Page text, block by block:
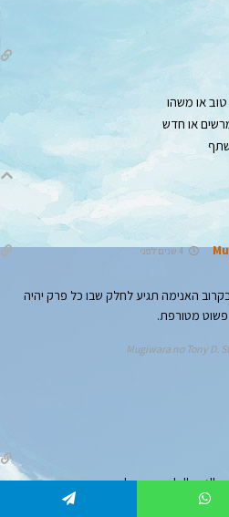
או משהו
או חדש
4 שנים לפני
האנימה תגיע לחלק שבו כל פרק יהיה
מטורפת.
ליאמאטו ולקיקו,
גבר, ורק התרגום שלהן מדברות על עצמן